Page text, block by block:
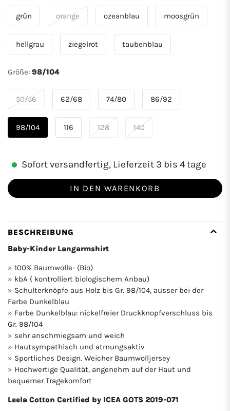
grün orange ozeanblau moosgrün
hellgrau ziegelrot taubenblau
Größe: 98/104
50/56 62/68 74/80 86/92
98/104 116 128 140
Sofort versandfertig, Lieferzeit 3 bis 4 tage
IN DEN WARENKORB
BESCHREIBUNG
Baby-Kinder Langarmshirt
100% Baumwolle- (Bio)
kbA ( kontrolliert biologischem Anbau)
Schulterknöpfe aus Holz bis Gr. 98/104, ausser bei der
Farbe Dunkelblau
Farbe Dunkelblau: nickelfreier Druckknopfverschluss bis
Gr. 98/104
sehr anschmiegsam und weich
Hautsympathisch und atmungsaktiv
Sportliches Design. Weicher Baumwolljersey
Hochwertige Qualität, angenehm auf der Haut und
bequemer Tragekomfort
Leela Cotton Certified by ICEA GOTS 2019-071